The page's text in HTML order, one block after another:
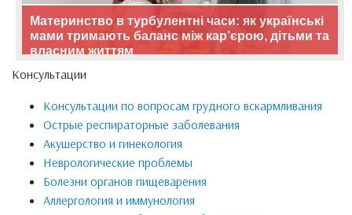
Материнство в турбулентні часи: як українські
мами тримають баланс між кар’єрою, дітьми та
власним життям
Консультации
Консультации по вопросам грудного вскармливания
Острые респираторные заболевания
Акушерство и гинекология
Неврологические проблемы
Болезни органов пищеварения
Аллергология и иммунология